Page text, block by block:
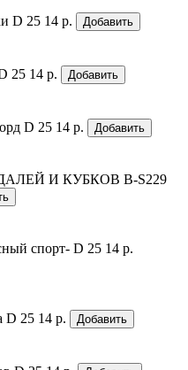
D 25 14 р. Добавить
25 14 р. Добавить
D 25 14 р. Добавить
И КУБКОВ B-S229
спорт- D 25 14 р.
D 25 14 р. Добавить